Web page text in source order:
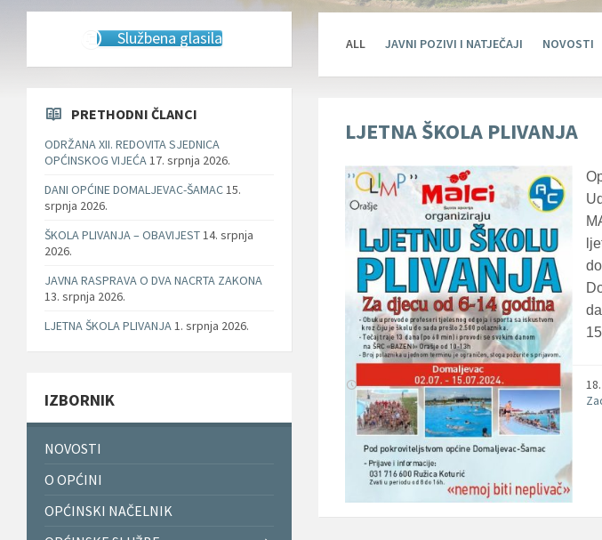
ALL JAVNI POZIVI I NATJEČAJI NOVOSTI
LJETNA ŠKOLA PLIVANJA
Službena glasila
PRETHODNI ČLANCI
ODRŽANA XII. REDOVITA SJEDNICA
OPĆINSKOG VIJEĆA17. srpnja 2026.
DANI OPĆINE DOMALJEVAC-ŠAMAC15.
srpnja 2026.
ŠKOLA PLIVANJA – OBAVIJEST14. srpnja
2026.
JAVNA RASPRAVA O DVA NACRTA ZAKONA
13. srpnja 2026.
LJETNA ŠKOLA PLIVANJA1. srpnja 2026.
IZBORNIK
NOVOSTI
O OPĆINI
OPĆINSKI NAČELNIK